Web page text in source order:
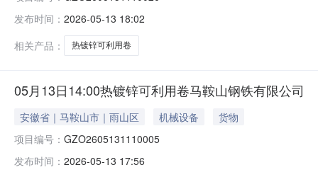
发布时间： 2026-05-13 18:02
相关产品：
热镀锌可利用卷
05月13日14:00热镀锌可利用卷马鞍山钢铁有限公司
安徽省｜马鞍山市｜雨山区 机械设备
货物
项目编号： GZO2605131110005
发布时间： 2026-05-13 17:56